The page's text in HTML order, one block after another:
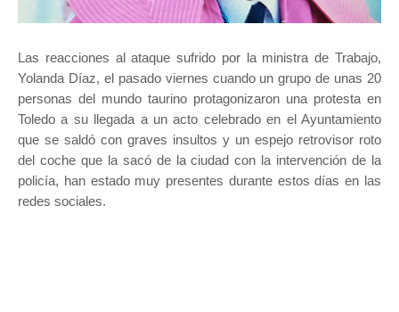
Las reacciones al ataque sufrido por la ministra de Trabajo,
Yolanda Díaz, el pasado viernes cuando un grupo de unas 20
personas del mundo taurino protagonizaron una protesta en
Toledo a su llegada a un acto celebrado en el Ayuntamiento
que se saldó con graves insultos y un espejo retrovisor roto
del coche que la sacó de la ciudad con la intervención de la
policía, han estado muy presentes durante estos días en las
redes sociales.